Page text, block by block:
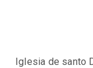
Iglesia de santo